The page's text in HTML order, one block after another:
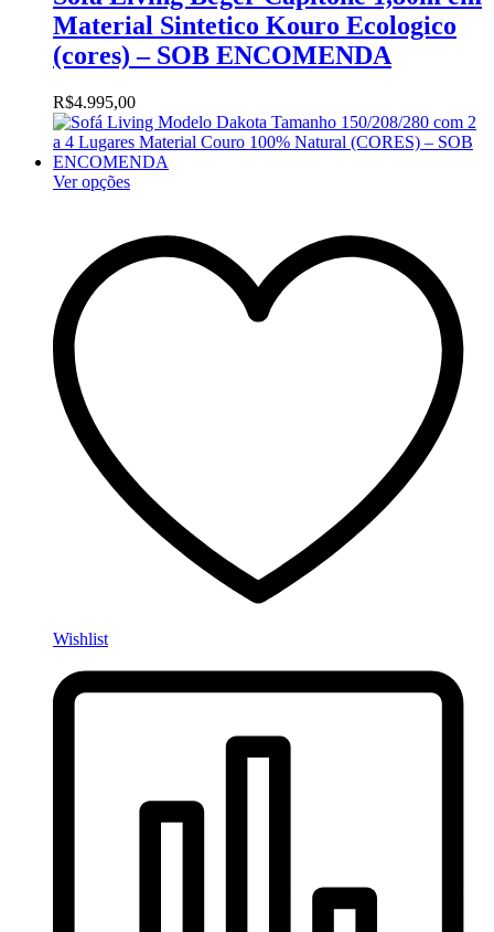
Material Sintetico Kouro Ecologico
(cores) – SOB ENCOMENDA
R$4.995,00
Ver opções
Wishlist